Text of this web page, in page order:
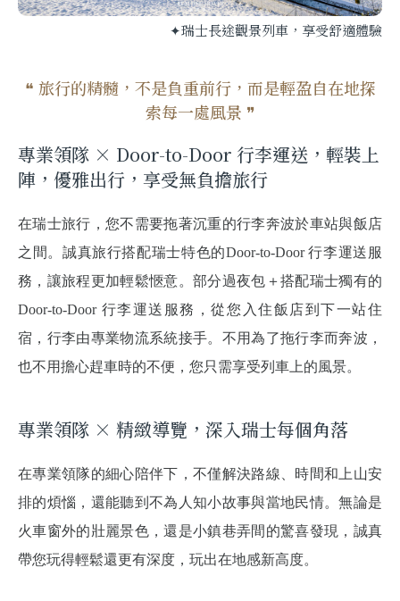
✦瑞士長途觀景列車，享受舒適體驗
❝ 旅行的精髓，不是負重前行，而是輕盈自在地探
索每一處風景 ❞
專業領隊 × Door-to-Door 行李運送，輕裝上
陣，優雅出行，享受無負擔旅行
在瑞士旅行，您不需要拖著沉重的行李奔波於車站與飯店
之間。誠真旅行搭配瑞士特色的Door-to-Door 行李運送服
務，讓旅程更加輕鬆愜意。部分過夜包＋搭配瑞士獨有的
Door-to-Door 行李運送服務，從您入住飯店到下一站住
宿，行李由專業物流系統接手。不用為了拖行李而奔波，
也不用擔心趕車時的不便，您只需享受列車上的風景。
專業領隊 × 精緻導覽，深入瑞士每個角落
在專業領隊的細心陪伴下，不僅解決路線、時間和上山安
排的煩惱，還能聽到不為人知小故事與當地民情。無論是
火車窗外的壯麗景色，還是小鎮巷弄間的驚喜發現，誠真
帶您玩得輕鬆還更有深度，玩出在地感新高度。